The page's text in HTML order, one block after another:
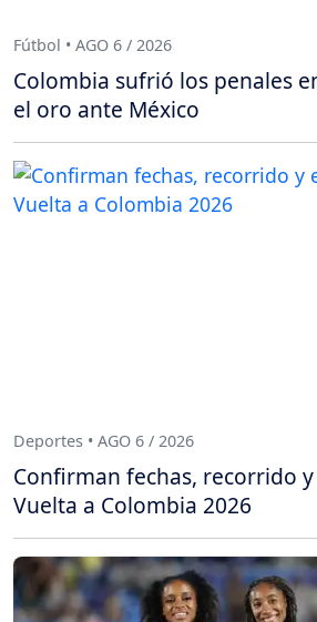
Fútbol • AGO 6 / 2026
Colombia sufrió los penales
el oro ante México
Deportes • AGO 6 / 2026
Confirman fechas, recorrido
Vuelta a Colombia 2026